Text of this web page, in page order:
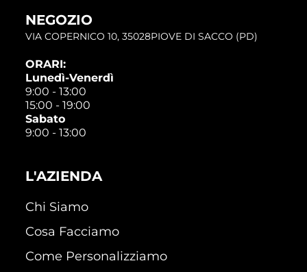
NEGOZIO
VIA COPERNICO 10, 35028PIOVE DI SACCO (PD)
ORARI:
Lunedì-Venerdì
9:00 - 13:00
15:00 - 19:00
Sabato
9:00 - 13:00
L'AZIENDA
Chi Siamo
Cosa Facciamo
Come Personalizziamo